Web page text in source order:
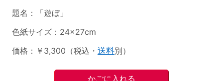
題名：「遊ぼ」
色紙サイズ：24×27cm
価格：￥3,300（税込・ 送料別）